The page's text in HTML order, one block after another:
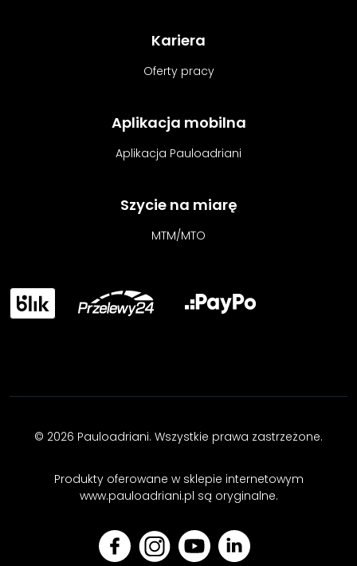
Kariera
Oferty pracy
Aplikacja mobilna
Aplikacja Pauloadriani
Szycie na miarę
MTM/MTO
© 2026 Pauloadriani. Wszystkie prawa zastrzeżone.
Produkty oferowane w sklepie internetowym
www.pauloadriani.pl są oryginalne.